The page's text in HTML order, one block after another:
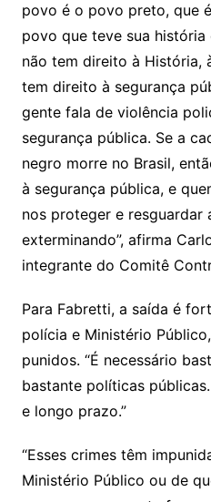
povo é o povo preto, que é
povo que teve sua
não tem direito à História,
tem direito à segurança
gente fala de violência
segurança pública. Se a
negro morre no Brasil,
à segurança pública, e
nos proteger e resguardar
exterminando”, afirma
integrante do Comitê
Para Fabretti, a saída é
polícia e Ministério
punidos. “É necessário
bastante políticas
e longo prazo.”
“Esses crimes têm
Ministério Público ou de